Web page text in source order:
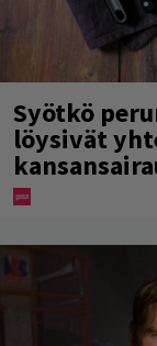
Syötkö
löysivät